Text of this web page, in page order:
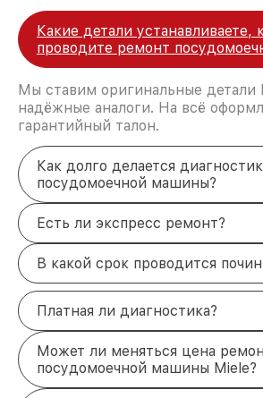
Какие детали устанавливаете,
проводите ремонт
Мы ставим оригинальные детали
надёжные аналоги. На всё
гарантийный талон.
Как долго делается
посудомоечной машины?
Есть ли экспресс ремонт?
В какой срок проводится
Платная ли диагностика?
Может ли меняться цена
посудомоечной машины Miele?